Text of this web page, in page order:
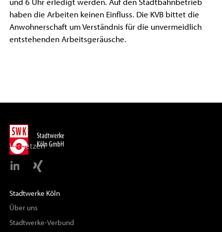
und 6 Uhr erledigt werden. Auf den Stadtbahnbetrieb
haben die Arbeiten keinen Einfluss. Die KVB bittet die
Anwohnerschaft um Verständnis für die unvermeidlich
entstehenden Arbeitsgeräusche.
Vernetzen
Stadtwerke Köln
Über uns
Stadtwerke-Verbund